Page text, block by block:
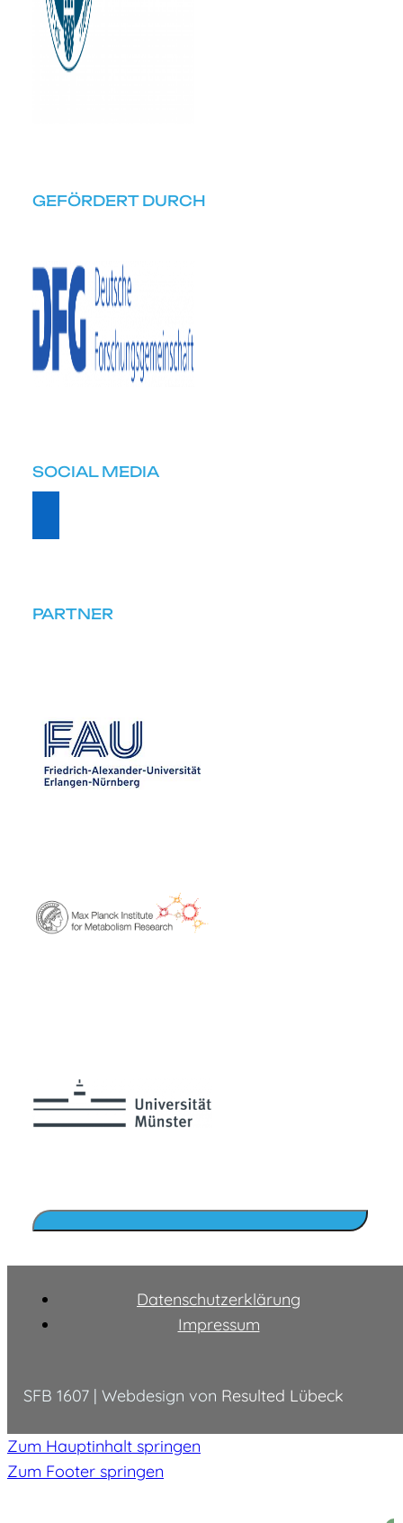
Zum Hauptinhalt springen
Zum Footer springen
GEFÖRDERT DURCH
SOCIAL MEDIA
PARTNER
Datenschutzerklärung
Impressum
SFB 1607 | Webdesign von Resulted Lübeck